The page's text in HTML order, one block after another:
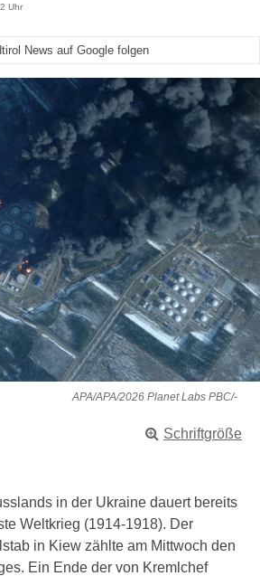
Uhr
News auf Google folgen
APA/APA/2026 Planet Labs PBC/-
Schriftgröße
in der Ukraine dauert bereits
Weltkrieg (1914-1918). Der
in Kiew zählte am Mittwoch den
Ein Ende der von Kremlchef